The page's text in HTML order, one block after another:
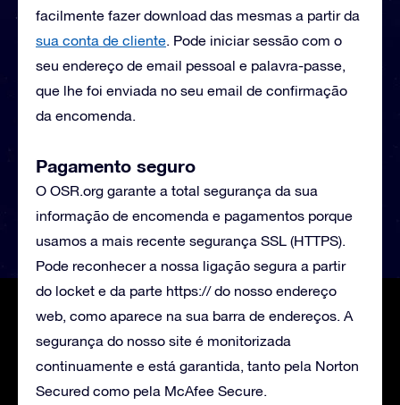
facilmente fazer download das mesmas a partir da
sua conta de cliente. Pode iniciar sessão com o
seu endereço de email pessoal e palavra-passe,
que lhe foi enviada no seu email de confirmação
da encomenda.
Pagamento seguro
O OSR.org garante a total segurança da sua
informação de encomenda e pagamentos porque
usamos a mais recente segurança SSL (HTTPS).
Pode reconhecer a nossa ligação segura a partir
do locket e da parte https:// do nosso endereço
web, como aparece na sua barra de endereços. A
segurança do nosso site é monitorizada
continuamente e está garantida, tanto pela Norton
Secured como pela McAfee Secure.